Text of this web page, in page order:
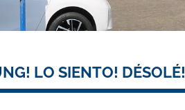
LO SIENTO! DÉSOLÉ!